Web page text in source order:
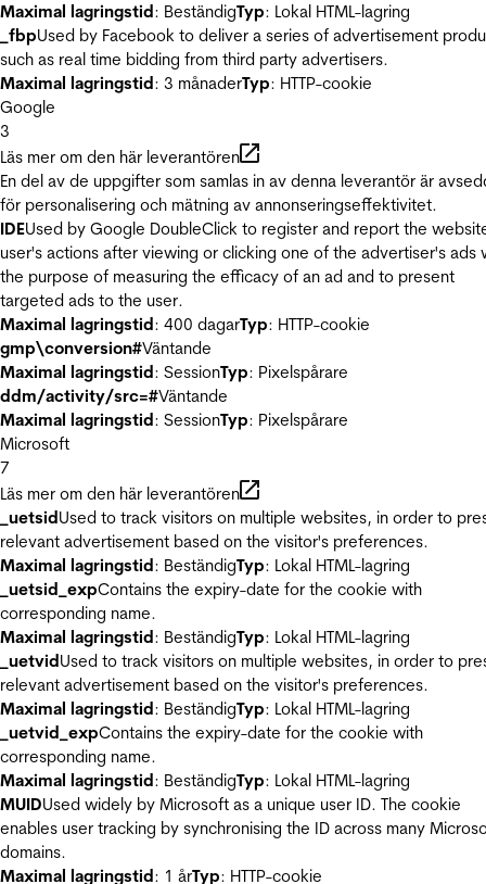
Maximal lagringstid: BeständigTyp: Lokal HTML-lagring
_fbpUsed by Facebook to deliver a series of advertisement
such as real time bidding from third party advertisers.
Maximal lagringstid: 3 månaderTyp: HTTP-cookie
Google
3
Läs mer om den här leverantören
En del av de uppgifter som samlas in av denna leverantör är
för personalisering och mätning av annonseringseffektivitet.
IDEUsed by Google DoubleClick to register and report the
user's actions after viewing or clicking one of the advertiser's ads
the purpose of measuring the efficacy of an ad and to present
targeted ads to the user.
Maximal lagringstid: 400 dagarTyp: HTTP-cookie
gmp\conversion#Väntande
Maximal lagringstid: SessionTyp: Pixelspårare
ddm/activity/src=#Väntande
Maximal lagringstid: SessionTyp: Pixelspårare
Microsoft
7
Läs mer om den här leverantören
_uetsidUsed to track visitors on multiple websites, in order to
relevant advertisement based on the visitor's preferences.
Maximal lagringstid: BeständigTyp: Lokal HTML-lagring
_uetsid_expContains the expiry-date for the cookie with
corresponding name.
Maximal lagringstid: BeständigTyp: Lokal HTML-lagring
_uetvidUsed to track visitors on multiple websites, in order to
relevant advertisement based on the visitor's preferences.
Maximal lagringstid: BeständigTyp: Lokal HTML-lagring
_uetvid_expContains the expiry-date for the cookie with
corresponding name.
Maximal lagringstid: BeständigTyp: Lokal HTML-lagring
MUIDUsed widely by Microsoft as a unique user ID. The cookie
enables user tracking by synchronising the ID across many
domains.
Maximal lagringstid: 1 årTyp: HTTP-cookie